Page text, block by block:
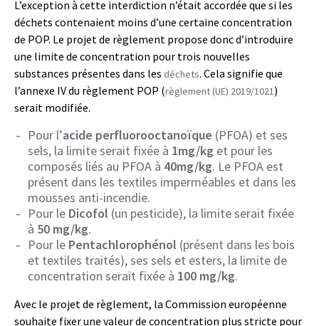
L’exception à cette interdiction n’était accordée que si les
déchets contenaient moins d’une certaine concentration
de POP. Le projet de règlement propose donc d’introduire
une limite de concentration pour trois nouvelles
substances présentes dans les déchets. Cela signifie que
l’annexe IV du règlement POP (règlement (UE) 2019/1021)
serait modifiée.
Pour l’acide perfluorooctanoïque (PFOA) et ses
sels, la limite serait fixée à 1mg/kg et pour les
composés liés au PFOA à 40mg/kg. Le PFOA est
présent dans les textiles imperméables et dans les
mousses anti-incendie.
Pour le Dicofol (un pesticide), la limite serait fixée
à 50 mg/kg.
Pour le Pentachlorophénol (présent dans les bois
et textiles traités), ses sels et esters, la limite de
concentration serait fixée à 100 mg/kg.
Avec le projet de règlement, la Commission européenne
souhaite fixer une valeur de concentration plus stricte pour